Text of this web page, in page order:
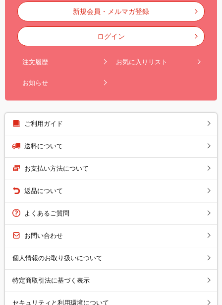
新規会員・メルマガ登録
ログイン
注文履歴 お気に入りリスト
お知らせ
ご利用ガイド
送料について
お支払い方法について
返品について
よくあるご質問
お問い合わせ
個人情報のお取り扱いについて
特定商取引法に基づく表示
セキュリティと利用環境について